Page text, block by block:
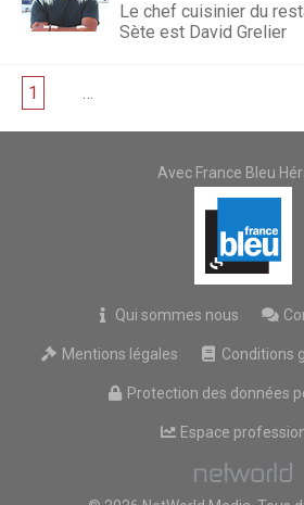
Le chef cuisinier du
Sète est David Grelier
1 …
Avec France Bleu
Qui sommes nous
Mentions légales Conditions
Protection des données
Espace